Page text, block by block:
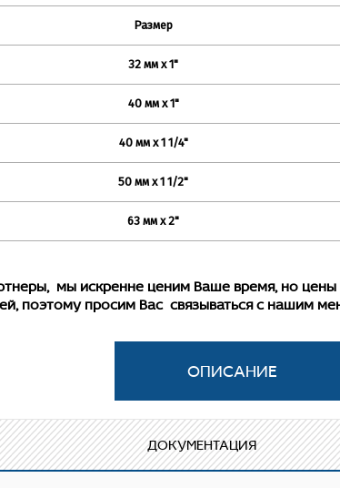
Размер
32 мм х 1"
40 мм х 1"
40 мм х 1 1/4"
50 мм х 1 1/2"
63 мм х 2"
мы искренне ценим Ваше время, но цены
поэтому просим Вас связываться с нашим
фитинг для соединения
закладной детали под гаечный ключ.
ДОКУМЕНТАЦИЯ